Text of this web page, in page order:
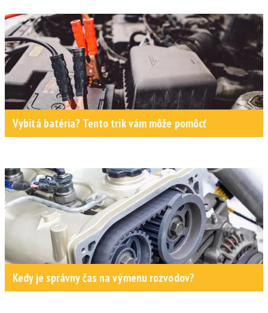
Vybitá batéria? Tento trik vám môže pomôcť
Kedy je správny čas na výmenu rozvodov?